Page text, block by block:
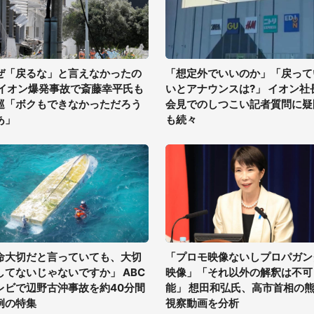
「戻るな」と言えなかったの
オン爆発事故で斎藤幸平氏も
「ボクもできなかっただろう
「想定外でいいのか」「戻っ
いとアナウンスは?」 イオン社
会見でのしつこい記者質問に
も続々
大切だと言っていても、大切
てないじゃないですか」 ABC
ビで辺野古沖事故を約40分間
の特集
「プロモ映像ないしプロパガ
映像」「それ以外の解釈は不可
能」 想田和弘氏、高市首相の
視察動画を分析